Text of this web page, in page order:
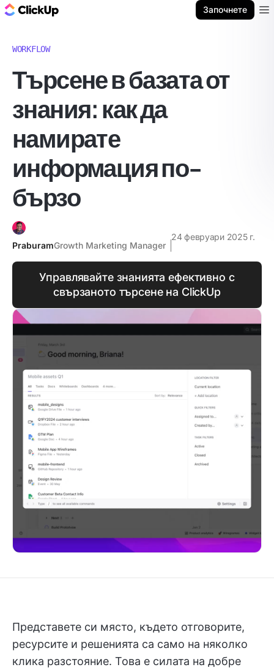
Започнете
WORKFLOW
Търсене в базата от
знания: как да
намирате
информация по-
бързо
PraburamGrowth Marketing Manager
24 февруари 2025 г.
Управлявайте знанията ефективно с
свързаното търсене на ClickUp
Представете си място, където отговорите,
ресурсите и решенията са само на няколко
клика разстояние. Това е силата на добре